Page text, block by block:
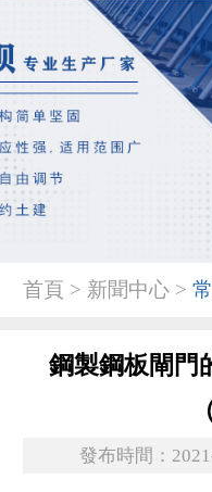
首頁 > 新聞中心 >
鋼製鋼板閘門
發布時間：